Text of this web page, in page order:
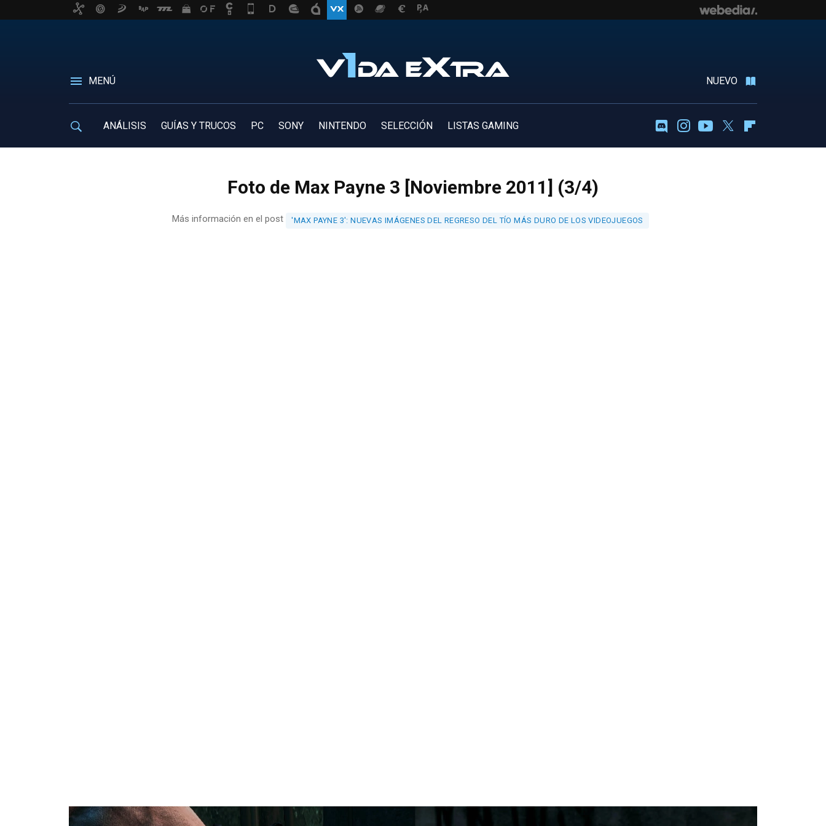
MENÚ NUEVO
ANÁLISIS GUÍAS Y TRUCOS PC SONY NINTENDO SELECCIÓN LISTAS GAMING DiscordInstagram
YoutubeTwitter
Foto de Max Payne 3 [Noviembre 2011] (3/4)
Más información en el post 'MAX PAYNE 3': NUEVAS IMÁGENES DEL REGRESO DEL TÍO MÁS DURO DE LOS VIDEOJUEGOS